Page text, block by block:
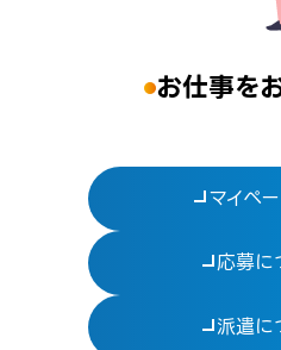
お仕事を
マイペ
応募に
派遣に